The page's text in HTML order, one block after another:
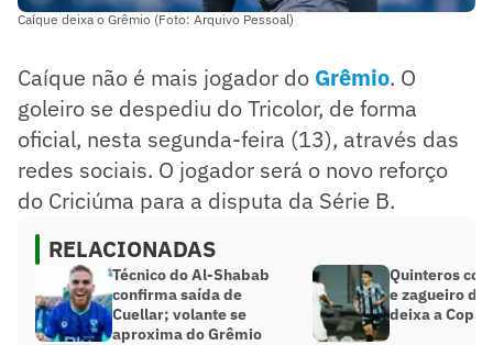
Caíque deixa o Grêmio (Foto: Arquivo Pessoal)
Caíque não é mais jogador do Grêmio. O
goleiro se despediu do Tricolor, de forma
oficial, nesta segunda-feira (13), através das
redes sociais. O jogador será o novo reforço
do Criciúma para a disputa da Série B.
RELACIONADAS
Técnico do Al-Shabab
confirma saída de
Cuellar; volante se
aproxima do Grêmio
Quinteros
e zagueiro do
deixa a